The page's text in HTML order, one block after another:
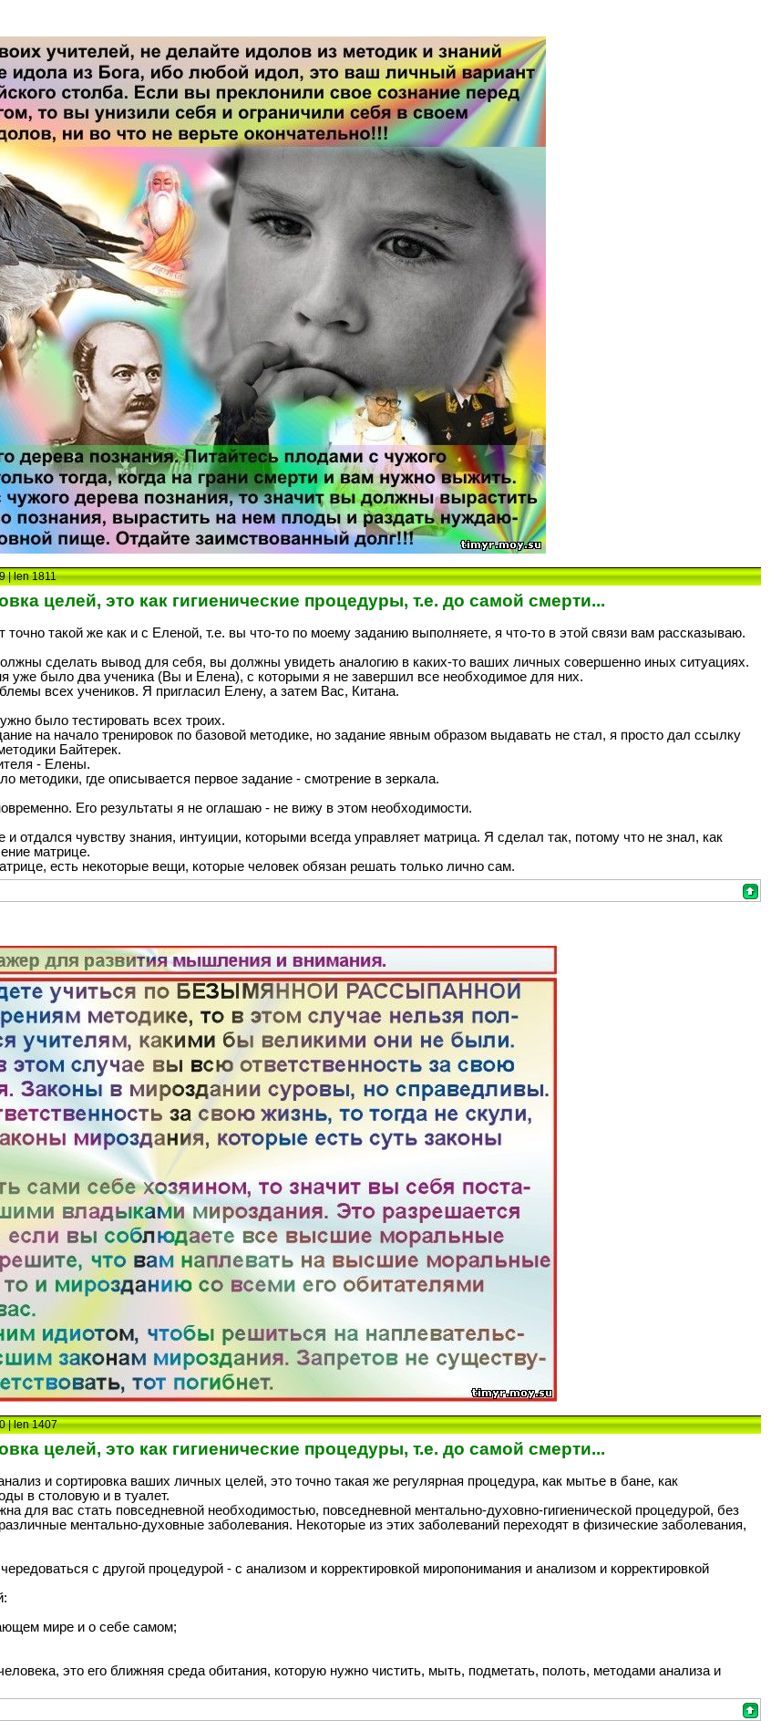
| len 1811
целей, это как гигиенические процедуры, т.е. до самой смерти...
такой же как и с Еленой, т.е. вы что-то по моему заданию выполняете, я что-то в этой связи вам рассказываю.
сделать вывод для себя, вы должны увидеть аналогию в каких-то ваших личных совершенно иных ситуациях.
уже было два ученика (Вы и Елена), с которыми я не завершил все необходимое для них.
всех учеников. Я пригласил Елену, а затем Вас, Китана.
было тестировать всех троих.
на начало тренировок по базовой методике, но задание явным образом выдавать не стал, я просто дал ссылку
Байтерек.
- Елены.
методики, где описывается первое задание - смотрение в зеркала.
Его результаты я не оглашаю - не вижу в этом необходимости.
и отдался чувству знания, интуиции, которыми всегда управляет матрица. Я сделал так, потому что не знал, как
матрице.
есть некоторые вещи, которые человек обязан решать только лично сам.
| len 1407
целей, это как гигиенические процедуры, т.е. до самой смерти...
и сортировка ваших личных целей, это точно такая же регулярная процедура, как мытье в бане, как
в столовую и в туалет.
для вас стать повседневной необходимостью, повседневной ментально-духовно-гигиенической процедурой, без
ментально-духовные заболевания. Некоторые из этих заболеваний переходят в физические заболевания,
с другой процедурой - с анализом и корректировкой миропонимания и анализом и корректировкой
мире и о себе самом;
это его ближняя среда обитания, которую нужно чистить, мыть, подметать, полоть, методами анализа и